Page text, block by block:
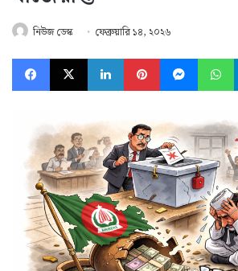
নিউজ ডেস্ক ফেব্রুয়ারি ১৪, ২০২৬
Facebook
X LinkedInPinterest